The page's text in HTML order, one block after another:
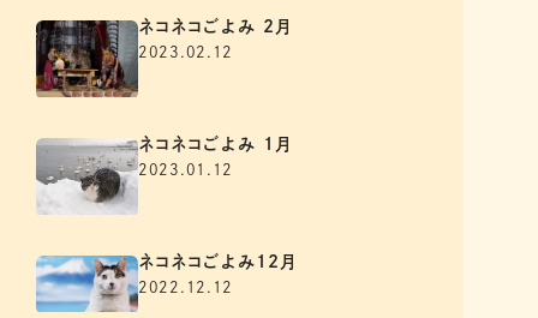
ネコネコごよみ 2月
2023.02.12
ネコネコごよみ 1月
2023.01.12
ネコネコごよみ12月
2022.12.12